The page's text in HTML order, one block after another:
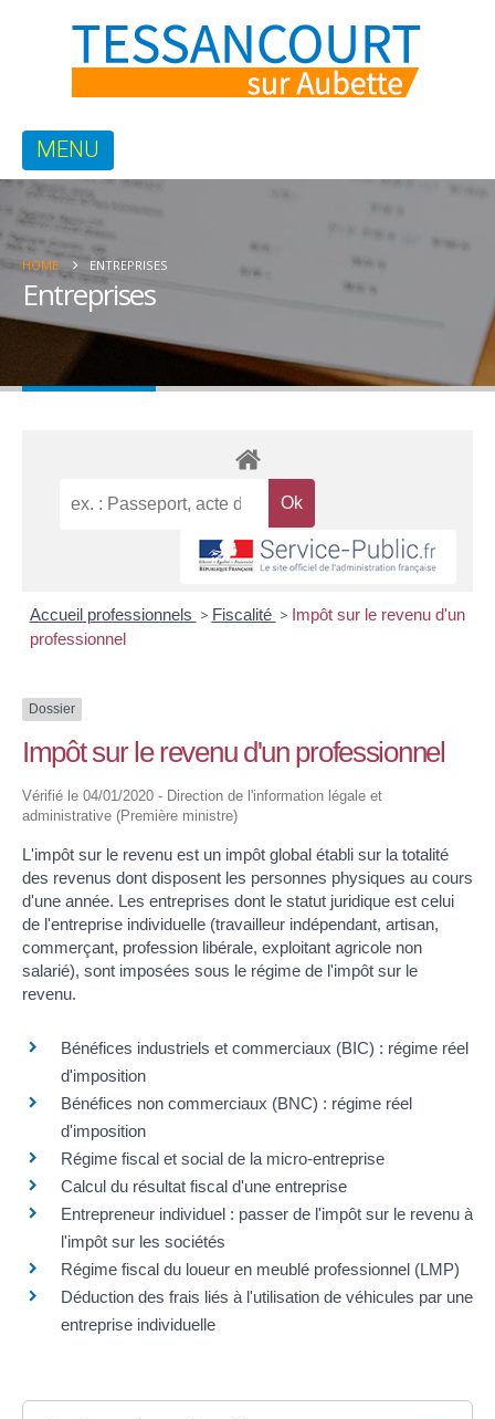
HOME ENTREPRISES
Entreprises
Accueil professionnels > Fiscalité > Impôt sur le revenu d'un
professionnel
Dossier
Impôt sur le revenu d'un professionnel
Vérifié le 04/01/2020 - Direction de l'information légale et
administrative (Première ministre)
L'impôt sur le revenu est un impôt global établi sur la totalité
des revenus dont disposent les personnes physiques au cours
d'une année. Les entreprises dont le statut juridique est celui
de l'entreprise individuelle (travailleur indépendant, artisan,
commerçant, profession libérale, exploitant agricole non
salarié), sont imposées sous le régime de l'impôt sur le
revenu.
Bénéfices industriels et commerciaux (BIC) : régime réel
d'imposition
Bénéfices non commerciaux (BNC) : régime réel
d'imposition
Régime fiscal et social de la micro-entreprise
Calcul du résultat fiscal d'une entreprise
Entrepreneur individuel : passer de l'impôt sur le revenu à
l'impôt sur les sociétés
Régime fiscal du loueur en meublé professionnel (LMP)
Déduction des frais liés à l'utilisation de véhicules par une
entreprise individuelle